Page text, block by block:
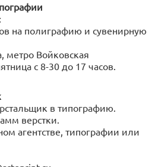
17:00
на полиграфию и сувенирную
метро Войковская
с 8-30 до 17 часов.
в типографию.
верстки.
агентстве, типографии или